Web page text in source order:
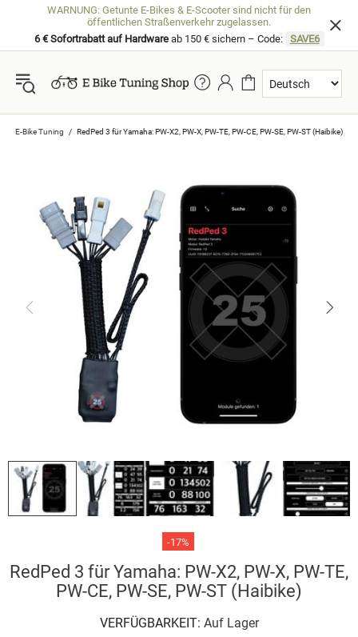
WARNUNG: Getunte E-Bikes & E-Scooter sind nicht für den
öffentlichen Straßenverkehr zugelassen.
6 € Sofortrabatt auf Hardwareab 150 € sichern – Code: SAVE6
E-Bike Tuning RedPed 3 für Yamaha: PW-X2, PW-X, PW-TE, PW-CE, PW-SE, PW-ST (Haibike)
-17%
RedPed 3 für Yamaha: PW-X2, PW-X, PW-TE,
PW-CE, PW-SE, PW-ST (Haibike)
VERFÜGBARKEIT: Auf Lager